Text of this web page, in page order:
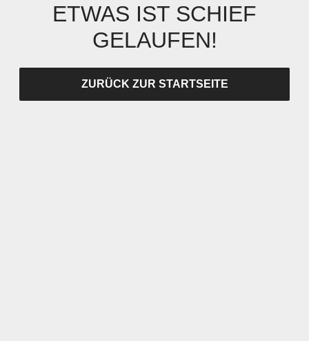
ETWAS IST SCHIEF
GELAUFEN!
ZURÜCK ZUR STARTSEITE